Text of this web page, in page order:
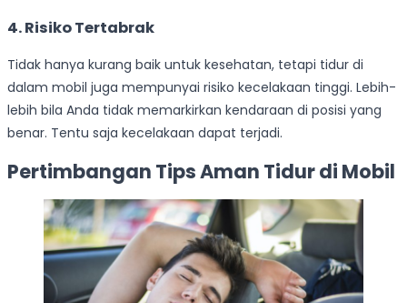
4. Risiko Tertabrak
Tidak hanya kurang baik untuk kesehatan, tetapi tidur di
dalam mobil juga mempunyai risiko kecelakaan tinggi. Lebih-
lebih bila Anda tidak memarkirkan kendaraan di posisi yang
benar. Tentu saja kecelakaan dapat terjadi.
Pertimbangan Tips Aman Tidur di Mobil